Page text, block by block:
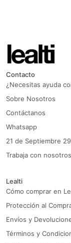
Contacto
¿Necesitas ayuda
Sobre Nosotros
Contáctanos
Whatsapp
21 de Septiembre
Trabaja con nosotros
Lealti
Cómo comprar en
Protección al
Envíos y
Términos y